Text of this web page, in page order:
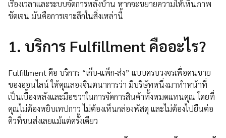
เรื่องเวลาและระบบจัดการหลังบ้าน หากจะขยายความให้เห็นภาพ
ชัดเจน มันคือการเจาะลึกในสิ่งเหล่านี้
1. บริการ Fulfillment คืออะไร?
Fulfillment คือ บริการ “เก็บ-แพ็ก-ส่ง” แบบครบวงจรเพื่อคนขาย
ของออนไลน์ ให้คุณลองจินตนาการว่า มีบริษัทหนึ่งมาทำหน้าที่
เป็นเบื้องหลังและมือขวาในการจัดการสินค้าทั้งหมดแทนคุณ โดยที่
คุณไม่ต้องหยิบเทปกาว ไม่ต้องเห็นกล่องพัสดุ และไม่ต้องไปยืนต่อ
คิวที่ขนส่งเลยแม้แต่ครั้งเดียว